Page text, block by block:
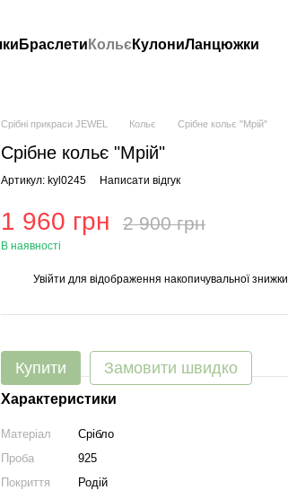
Браслети КольєКулониЛанцюжки
Срібні прикраси JEWEL Кольє Срібне кольє "Мрій"
Срібне кольє "Мрій"
Артикул: kyl0245 Написати відгук
1 960 грн 2 900 грн
В наявності
Увійти для відображення накопичувальної знижки
Купити Замовити швидко
Характеристики
Матеріал
Срібло
Проба
925
Покриття
Родій